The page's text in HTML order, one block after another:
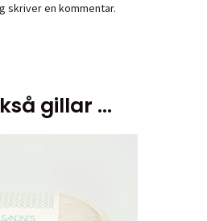
skriver en kommentar.
gillar …